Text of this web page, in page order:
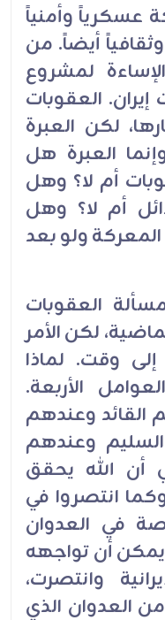
عسكرياً وأمنياً
أيضاً. من
لمشروع
إيران. العقوبات
لكن العبرة
العبرة هل
أم لا؟ وهل
أم لا؟ وهل
ولو بعد
العقوبات
لكن الأمر
وقت. لماذا
الأربعة.
القائد وعندهم
وعندهم
أن الله يحقق
انتصروا في
في العدوان
يمكن أن تواجهه
وانتصرت،
العدوان الذي